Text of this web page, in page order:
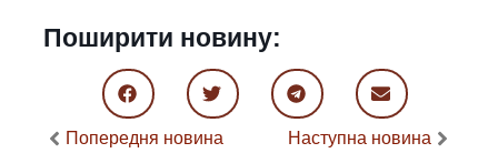
Поширити новину:
Попередня новина Наступна новина